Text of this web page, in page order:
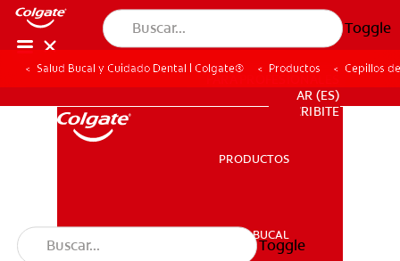
Toggle
SALUD BUCAL
PARA PROFESIONALES
AR (ES)
SUSCRIBITE
PRODUCTOS
SALUD BUCAL
Toggle
Salud Bucal y Cuidado Dental | Colgate® Productos Cepillos